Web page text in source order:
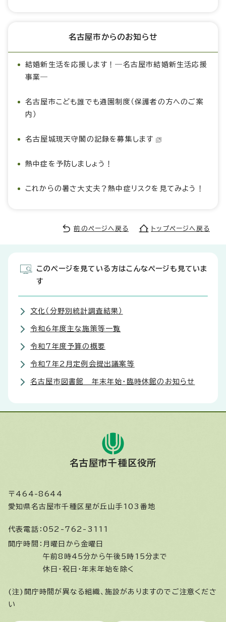
名古屋市からのお知らせ
結婚新生活を応援します！―名古屋市結婚新生活応援
事業―
名古屋市こども誰でも通園制度（保護者の方へのご案
内）
名古屋城現天守閣の記録を募集します
熱中症を予防しましょう！
これからの暑さ大丈夫？熱中症リスクを見てみよう！
前のページへ戻る トップページへ戻る
このページを見ている方はこんなページも見ていま
す
文化（分野別統計調査結果）
令和6年度主な施策等一覧
令和7年度予算の概要
令和7年2月定例会提出議案等
名古屋市図書館 年末年始・臨時休館のお知らせ
名古屋市千種区役所
〒464-8644
愛知県名古屋市千種区星が丘山手103番地
代表電話： 052-762-3111
開庁時間： 月曜日から金曜日
午前8時45分から午後5時15分まで
休日・祝日・年末年始を除く
(注)開庁時間が異なる組織、施設がありますのでご注意くださ
い